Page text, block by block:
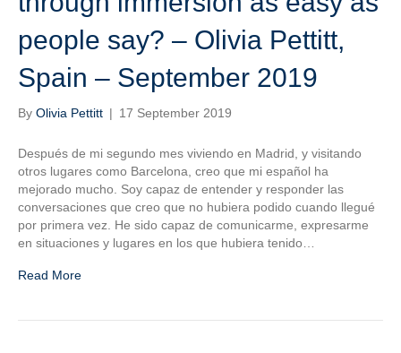
people say? – Olivia Pettitt,
Spain – September 2019
By Olivia Pettitt | 17 September 2019
Después de mi segundo mes viviendo en Madrid, y visitando
otros lugares como Barcelona, creo que mi español ha
mejorado mucho. Soy capaz de entender y responder las
conversaciones que creo que no hubiera podido cuando llegué
por primera vez. He sido capaz de comunicarme, expresarme
en situaciones y lugares en los que hubiera tenido…
Read More